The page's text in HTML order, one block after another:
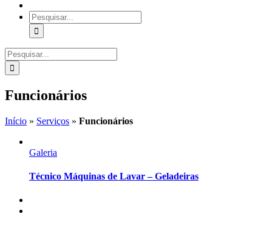
Buscar
resultados
para:
Buscar
resultados
para:
Funcionários
Início » Serviços » Funcionários
Galeria
Técnico Máquinas de Lavar – Geladeiras